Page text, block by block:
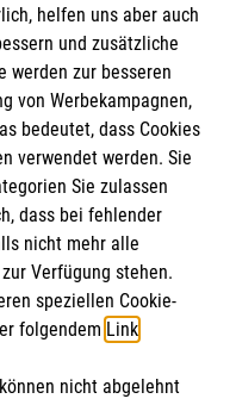
helfen uns aber auch
und zusätzliche
werden zur besseren
von Werbekampagnen,
bedeutet, dass Cookies
verwendet werden. Sie
Sie zulassen
dass bei fehlender
nicht mehr alle
Verfügung stehen.
speziellen Cookie-
folgendem Link.
nicht abgelehnt